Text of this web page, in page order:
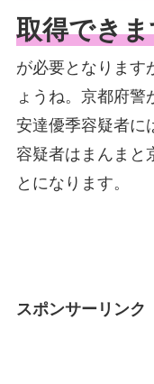
取得でき
が必要となります
ょうね。京都府警
安達優季容疑者に
容疑者はまんまと
とになります。
スポンサーリンク